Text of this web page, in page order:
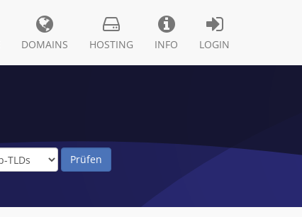
DOMAINS HOSTING INFO LOGIN